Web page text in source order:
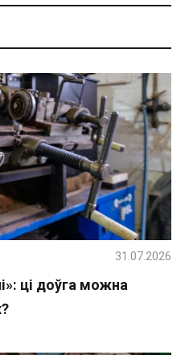
ці доўга можна
31.07.2026